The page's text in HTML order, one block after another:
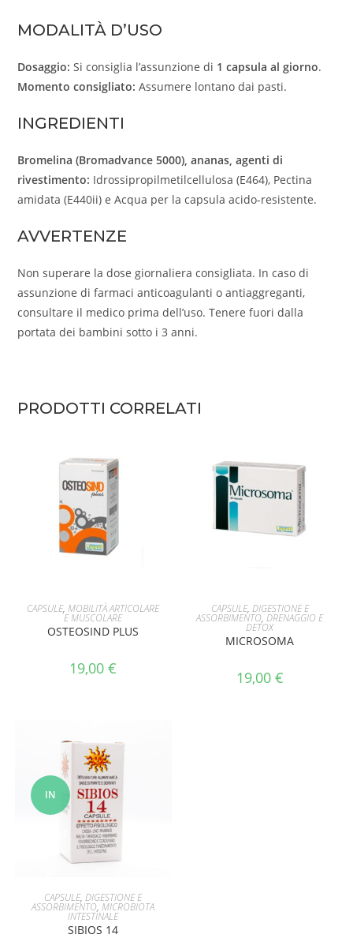
MODALITÀ D’USO
Dosaggio: Si consiglia l’assunzione di 1 capsula al giorno.
Momento consigliato: Assumere lontano dai pasti.
INGREDIENTI
Bromelina (Bromadvance 5000), ananas, agenti di
rivestimento: Idrossipropilmetilcellulosa (E464), Pectina
amidata (E440ii) e Acqua per la capsula acido-resistente.
AVVERTENZE
Non superare la dose giornaliera consigliata. In caso di
assunzione di farmaci anticoagulanti o antiaggreganti,
consultare il medico prima dell’uso.Tenere fuori dalla
portata dei bambini sotto i 3 anni.
PRODOTTI CORRELATI
AGGIUNGI AL CARRELLO
CAPSULE,MOBILITÀ ARTICOLARE
E MUSCOLARE
OSTEOSIND PLUS
19,00€
AGGIUNGI AL CARRELLO
CAPSULE, DIGESTIONE E
ASSORBIMENTO,DRENAGGIO E
DETOX
MICROSOMA
19,00 €
IN
AGGIUNGI AL CARRELLO
CAPSULE,DIGESTIONE E
ASSORBIMENTO,MICROBIOTA
INTESTINALE
SIBIOS 14